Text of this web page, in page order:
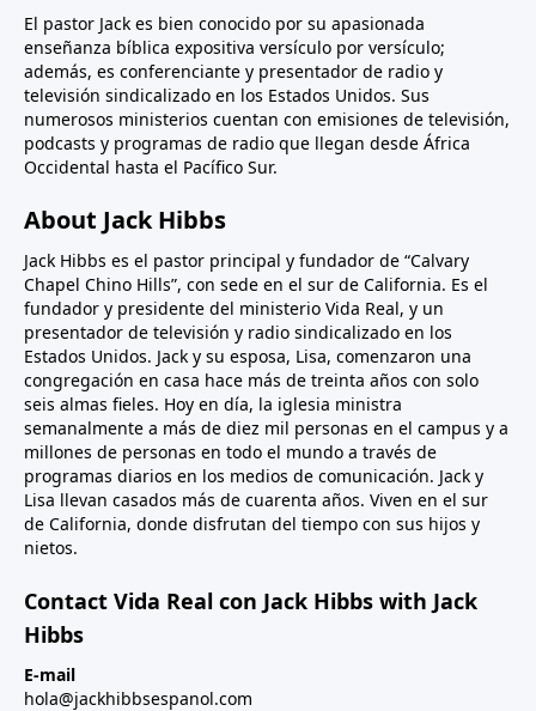
El pastor Jack es bien conocido por su apasionada
enseñanza bíblica expositiva versículo por versículo;
además, es conferenciante y presentador de radio y
televisión sindicalizado en los Estados Unidos. Sus
numerosos ministerios cuentan con emisiones de televisión,
podcasts y programas de radio que llegan desde África
Occidental hasta el Pacífico Sur.
About Jack Hibbs
Jack Hibbs es el pastor principal y fundador de “Calvary
Chapel Chino Hills”, con sede en el sur de California. Es el
fundador y presidente del ministerio Vida Real, y un
presentador de televisión y radio sindicalizado en los
Estados Unidos. Jack y su esposa, Lisa, comenzaron una
congregación en casa hace más de treinta años con solo
seis almas fieles. Hoy en día, la iglesia ministra
semanalmente a más de diez mil personas en el campus y a
millones de personas en todo el mundo a través de
programas diarios en los medios de comunicación. Jack y
Lisa llevan casados más de cuarenta años. Viven en el sur
de California, donde disfrutan del tiempo con sus hijos y
nietos.
Contact Vida Real con Jack Hibbs with Jack
Hibbs
E-mail
hola@jackhibbsespanol.com